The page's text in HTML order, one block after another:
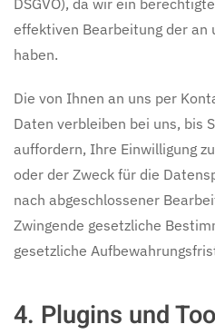
DSGVO), da wir ein
effektiven Bearbeitung der an
haben.
Die von Ihnen an uns per
Daten verbleiben bei uns, bis
auffordern, Ihre Einwilligung
oder der Zweck für die
nach abgeschlossener
Zwingende gesetzliche
gesetzliche
4. Plugins und